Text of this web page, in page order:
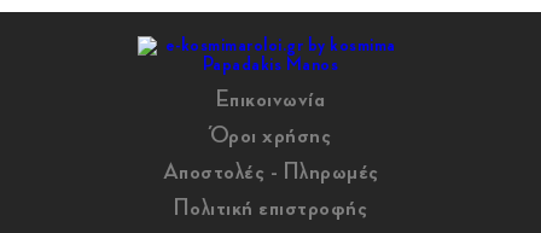
Επικοινωνία
Όροι χρήσης
Αποστολές - Πληρωμές
Πολιτική επιστροφής